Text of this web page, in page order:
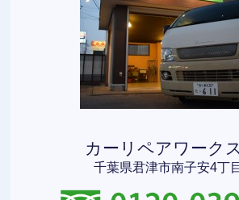
カーリペアワーク
千葉県君津市南子安4丁